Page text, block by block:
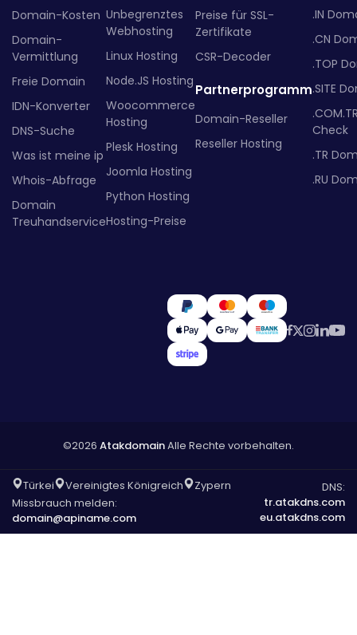
Domain-Kosten
Domain-
Vermittlung
Freie Domain
IDN-Konverter
DNS-Suche
Was ist meine ip
Whois-Abfrage
Domain
Treuhandservice
Unbegrenztes
Webhosting
Linux Hosting
Node.JS Hosting
Woocommerce
Hosting
Plesk Hosting
Joomla Hosting
Python Hosting
Hosting-Preise
Preise für SSL-
Zertifikate
CSR-Decoder
Partnerprogramm
Domain-Reseller
Reseller Hosting
.IN
.CN
.TOP
.SITE
Check
.TR
.RU
©2026 AtakdomainAlle Rechte vorbehalten.
Türkei Vereinigtes Königreich
Zypern
Missbrauch melden:
domain@apiname.com
DNS:
tr.atakdns.com
eu.atakdns.com